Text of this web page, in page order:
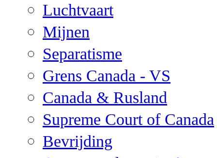
Luchtvaart
Mijnen
Separatisme
Grens Canada - VS
Canada & Rusland
Supreme Court of Canada
Bevrijding